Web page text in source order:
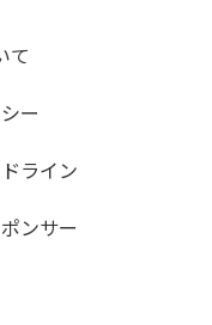
て
ー
ライン
ンサー